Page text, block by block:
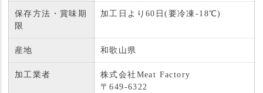
保存方法・賞味期
限
加工日より60日(要冷凍-18℃)
産地 和歌山県
加工業者
株式会社Meat Factory
〒649-6322